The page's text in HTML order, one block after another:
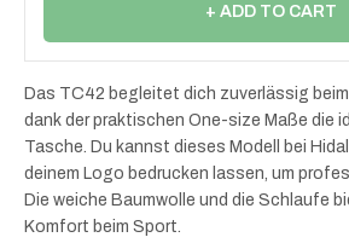
+ ADD TO CART
Das TC42 begleitet dich zuverlässig
dank der praktischen One-size Maße die
Tasche. Du kannst dieses Modell bei
deinem Logo bedrucken lassen, um
Die weiche Baumwolle und die Schlaufe
Komfort beim Sport.